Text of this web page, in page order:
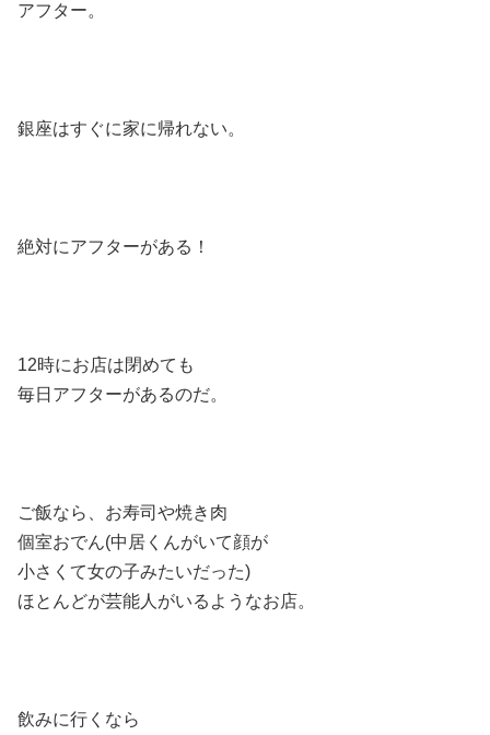
アフター。
銀座はすぐに家に帰れない。
絶対にアフターがある！
12時にお店は閉めても
毎日アフターがあるのだ。
ご飯なら、お寿司や焼き肉
個室おでん(中居くんがいて顔が
小さくて女の子みたいだった)
ほとんどが芸能人がいるようなお店。
飲みに行くなら